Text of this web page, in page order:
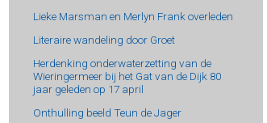
Lieke Marsman en Merlyn Frank overleden
Literaire wandeling door Groet
Herdenking onderwaterzetting van de
Wieringermeer bij het Gat van de Dijk 80
jaar geleden op 17 april
Onthulling beeld Teun de Jager